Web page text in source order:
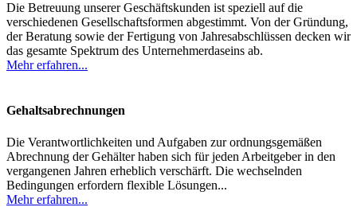
Die Betreuung unserer Geschäftskunden ist speziell auf die
verschiedenen Gesellschaftsformen abgestimmt. Von der Gründung,
der Beratung sowie der Fertigung von Jahresabschlüssen decken wir
das gesamte Spektrum des Unternehmerdaseins ab.
Mehr erfahren...
Gehaltsabrechnungen
Die Verantwortlichkeiten und Aufgaben zur ordnungsgemäßen
Abrechnung der Gehälter haben sich für jeden Arbeitgeber in den
vergangenen Jahren erheblich verschärft. Die wechselnden
Bedingungen erfordern flexible Lösungen...
Mehr erfahren...